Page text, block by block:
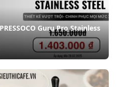
Guru Pro Stainless